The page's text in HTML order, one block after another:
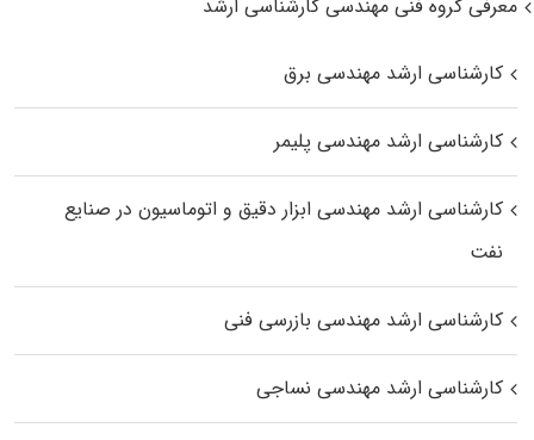
معرفی گروه فنی مهندسی کارشناسی ارشد
کارشناسی ارشد مهندسی برق
کارشناسی ارشد مهندسی پلیمر
کارشناسی ارشد مهندسی ابزار دقیق و اتوماسیون در صنایع
نفت
کارشناسی ارشد مهندسی بازرسی فنی
کارشناسی ارشد مهندسی نساجی